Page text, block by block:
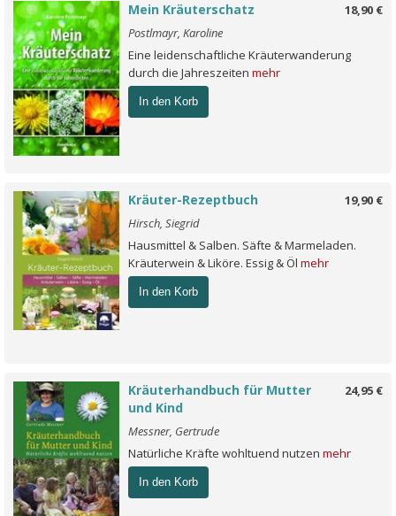
18,90 €
Mein Kräuterschatz
Postlmayr, Karoline
Eine leidenschaftliche Kräuterwanderung
durch die Jahreszeiten mehr
In den Korb
19,90 €
Kräuter-Rezeptbuch
Hirsch, Siegrid
Hausmittel & Salben. Säfte & Marmeladen.
Kräuterwein & Liköre. Essig & Öl mehr
In den Korb
24,95 €
Kräuterhandbuch für Mutter
und Kind
Messner, Gertrude
Natürliche Kräfte wohltuend nutzen mehr
In den Korb